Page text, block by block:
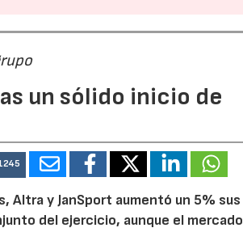
un sólido inicio de
Altra y JanSport aumentó un 5% sus
del ejercicio, aunque el mercado